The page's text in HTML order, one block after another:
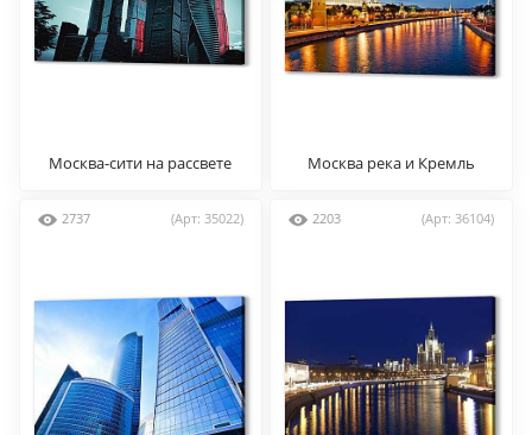
Москва-сити на рассвете Москва река и Кремль
2737 (Арт: 35022) 2203 (Арт: 36104)